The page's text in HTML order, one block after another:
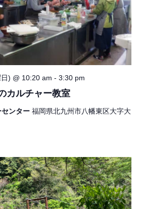
ルチャー教室
) @ 10:20 am - 3:30 pm
センター 福岡県北九州市八幡東区大字大